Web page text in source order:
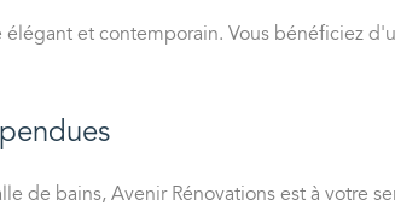
et contemporain. Vous bénéficiez
de bains, Avenir Rénovations est à votre